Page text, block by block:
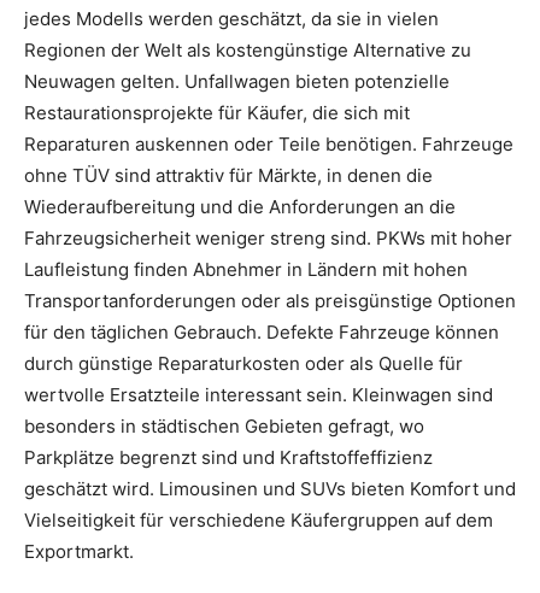
jedes Modells werden geschätzt, da sie in vielen
Regionen der Welt als kostengünstige Alternative zu
Neuwagen gelten. Unfallwagen bieten potenzielle
Restaurationsprojekte für Käufer, die sich mit
Reparaturen auskennen oder Teile benötigen. Fahrzeuge
ohne TÜV sind attraktiv für Märkte, in denen die
Wiederaufbereitung und die Anforderungen an die
Fahrzeugsicherheit weniger streng sind. PKWs mit hoher
Laufleistung finden Abnehmer in Ländern mit hohen
Transportanforderungen oder als preisgünstige Optionen
für den täglichen Gebrauch. Defekte Fahrzeuge können
durch günstige Reparaturkosten oder als Quelle für
wertvolle Ersatzteile interessant sein. Kleinwagen sind
besonders in städtischen Gebieten gefragt, wo
Parkplätze begrenzt sind und Kraftstoffeffizienz
geschätzt wird. Limousinen und SUVs bieten Komfort und
Vielseitigkeit für verschiedene Käufergruppen auf dem
Exportmarkt.